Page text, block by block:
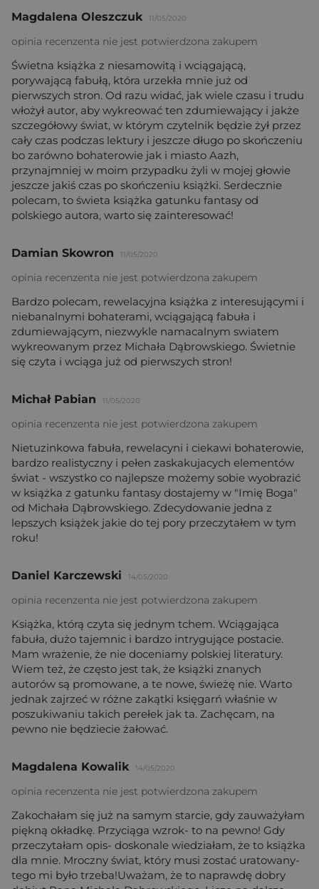
Magdalena Oleszczuk 11/05/2020
opinia recenzenta nie jest potwierdzona zakupem
Świetna książka z niesamowitą i wciągającą,
porywającą fabułą, która urzekła mnie już od
pierwszych stron. Od razu widać, jak wiele czasu i trudu
włożył autor, aby wykreować ten zdumiewający i jakże
szczegółowy świat, w którym czytelnik będzie żył przez
cały czas podczas lektury i jeszcze długo po skończeniu
bo zarówno bohaterowie jak i miasto Aazh,
przynajmniej w moim przypadku żyli w mojej głowie
jeszcze jakiś czas po skończeniu książki. Serdecznie
polecam, to świeta książka gatunku fantasy od
polskiego autora, warto się zainteresować!
Damian Skowron 11/05/2020
opinia recenzenta nie jest potwierdzona zakupem
Bardzo polecam, rewelacyjna książka z interesującymi i
niebanalnymi bohaterami, wciągającą fabuła i
zdumiewającym, niezwykle namacalnym swiatem
wykreowanym przez Michała Dąbrowskiego. Świetnie
się czyta i wciąga już od pierwszych stron!
Michał Pabian 11/05/2020
opinia recenzenta nie jest potwierdzona zakupem
Nietuzinkowa fabuła, rewelacyni i ciekawi bohaterowie,
bardzo realistyczny i pełen zaskakujacych elementów
świat - wszystko co najlepsze możemy sobie wyobrazić
w książka z gatunku fantasy dostajemy w "Imię Boga"
od Michała Dąbrowskiego. Zdecydowanie jedna z
lepszych książek jakie do tej pory przeczytałem w tym
roku!
Daniel Karczewski 14/05/2020
opinia recenzenta nie jest potwierdzona zakupem
Książka, którą czyta się jednym tchem. Wciągająca
fabuła, dużo tajemnic i bardzo intrygujące postacie.
Mam wrażenie, że nie doceniamy polskiej literatury.
Wiem też, że często jest tak, że książki znanych
autorów są promowane, a te nowe, świeżę nie. Warto
jednak zajrzeć w różne zakątki księgarń właśnie w
poszukiwaniu takich perełek jak ta. Zachęcam, na
pewno nie będziecie żałować.
Magdalena Kowalik 14/05/2020
opinia recenzenta nie jest potwierdzona zakupem
Zakochałam się już na samym starcie, gdy zauważyłam
piękną okładkę. Przyciąga wzrok- to na pewno! Gdy
przeczytałam opis- doskonale wiedziałam, że to książka
dla mnie. Mroczny świat, który musi zostać uratowany-
tego mi było trzeba!Uważam, że to naprawdę dobry